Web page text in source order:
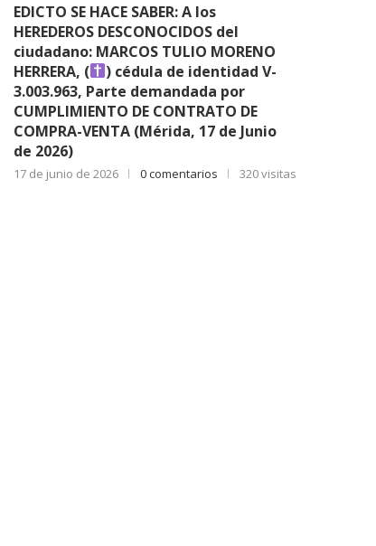
EDICTO SE HACE SABER: A los
HEREDEROS DESCONOCIDOS del
ciudadano: MARCOS TULIO MORENO
HERRERA, (
) cédula de identidad V-
3.003.963, Parte demandada por
CUMPLIMIENTO DE CONTRATO DE
COMPRA-VENTA (Mérida, 17 de Junio
de 2026)
17 de junio de 2026 0 comentarios 320 visitas